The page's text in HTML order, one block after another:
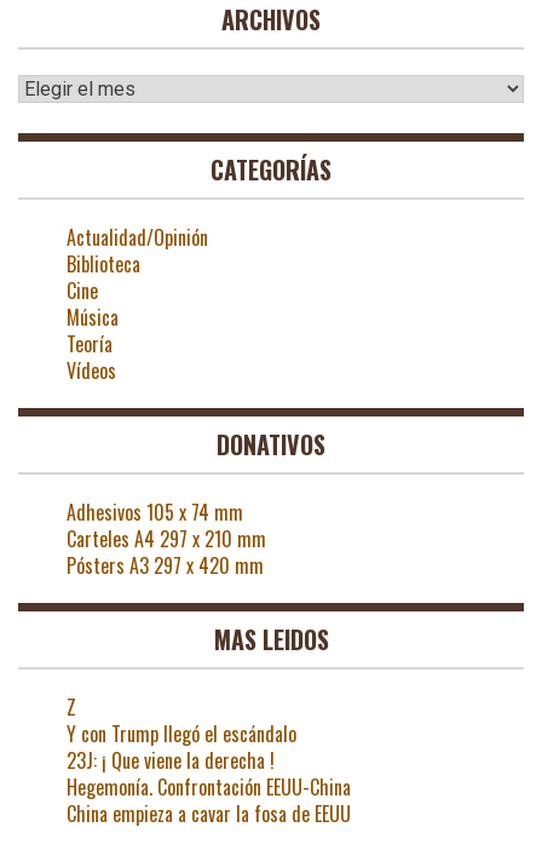
ARCHIVOS
Archivos
CATEGORÍAS
Actualidad/Opinión
Biblioteca
Cine
Música
Teoría
Vídeos
DONATIVOS
Adhesivos 105 x 74 mm
Carteles A4 297 x 210 mm
Pósters A3 297 x 420 mm
MAS LEIDOS
Z
Y con Trump llegó el escándalo
23J: ¡ Que viene la derecha !
Hegemonía. Confrontación EEUU-China
China empieza a cavar la fosa de EEUU